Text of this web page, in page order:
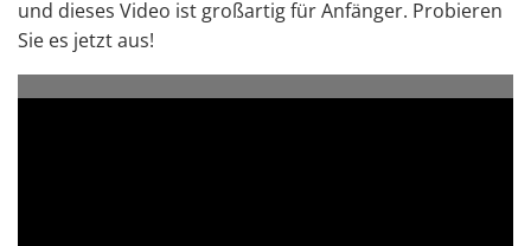
und dieses Video ist großartig für Anfänger. Probieren
Sie es jetzt aus!